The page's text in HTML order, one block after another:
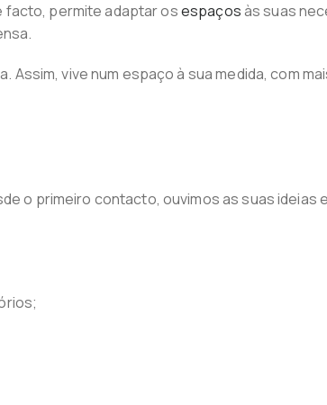
facto, permite adaptar osespaçosàs suas
vive num espaço à sua medida, com
o primeiro contacto, ouvimos as suas